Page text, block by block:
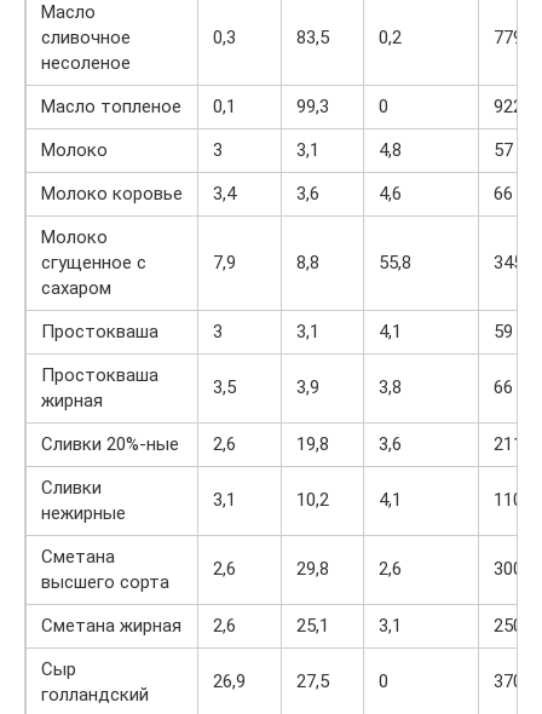
Масло
сливочное
несоленое
0,3 83,5 0,2 779
Масло топленое 0,1 99,3 0
922
Молоко
3 3,1 4,8
57
Молоко коровье
3,4 3,6 4,6
66
Молоко
сгущенное с
сахаром
7,9 8,8 55,8 345
Простокваша 3 3,1 4,1
59
Простокваша
жирная
3,5 3,9 3,8 66
Сливки 20%-ные 2,6 19,8 3,6
211
Сливки
нежирные
3,1 10,2 4,1 110
Сметана
высшего сорта
2,6 29,8 2,6 300
Сметана жирная 2,6 25,1 3,1
250
Сыр
голландский
26,9 27,5 0 370